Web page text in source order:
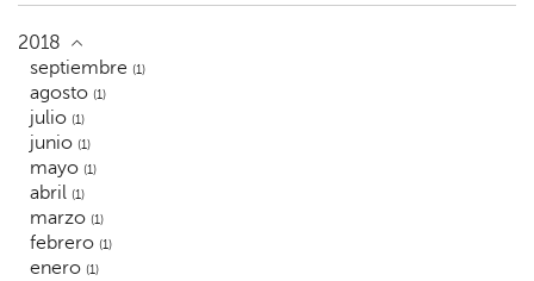
2018
septiembre (1)
agosto (1)
julio (1)
junio (1)
mayo (1)
abril (1)
marzo (1)
febrero (1)
enero (1)